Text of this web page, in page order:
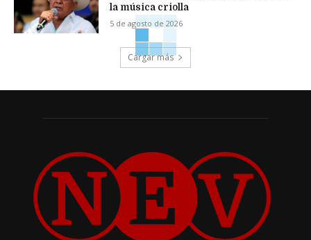
la música criolla
5 de agosto de 2026
Cargar más